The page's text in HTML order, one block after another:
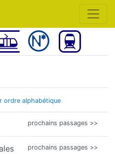
ordre alphabétique
prochains passages >>
prochains passages >>